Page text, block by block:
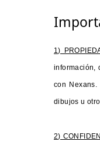
1)
información,
con
dibujos u
2)